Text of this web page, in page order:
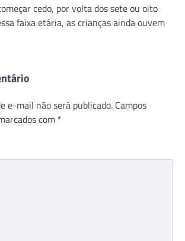
cedo, por volta dos sete ou oito
faixa etária, as crianças ainda ouvem
e-mail não será publicado. Campos
com *